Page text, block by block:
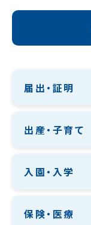
届出・証明
出産・子育て
入園・入学
保険・医療